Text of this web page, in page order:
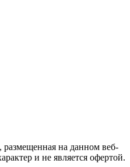
на данном веб-
и не является офертой.